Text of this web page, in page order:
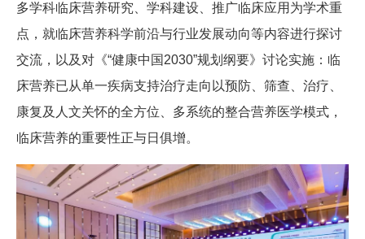
多学科临床营养研究、学科建设、推广临床应用为学术重
点，就临床营养科学前沿与行业发展动向等内容进行探讨
交流，以及对《“健康中国2030”规划纲要》讨论实施：临
床营养已从单一疾病支持治疗走向以预防、筛查、治疗、
康复及人文关怀的全方位、多系统的整合营养医学模式，
临床营养的重要性正与日俱增。